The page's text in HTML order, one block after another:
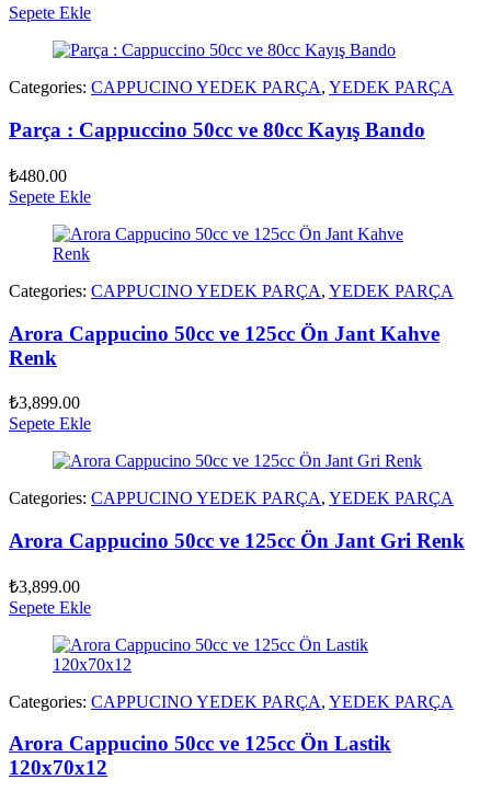
Sepete Ekle
Categories: CAPPUCINO YEDEK PARÇA, YEDEK PARÇA
Parça : Cappuccino 50cc ve 80cc Kayış Bando
₺480.00
Sepete Ekle
Categories: CAPPUCINO YEDEK PARÇA, YEDEK PARÇA
Arora Cappucino 50cc ve 125cc Ön Jant Kahve
Renk
₺3,899.00
Sepete Ekle
Categories: CAPPUCINO YEDEK PARÇA, YEDEK PARÇA
Arora Cappucino 50cc ve 125cc Ön Jant Gri Renk
₺3,899.00
Sepete Ekle
Categories: CAPPUCINO YEDEK PARÇA, YEDEK PARÇA
Arora Cappucino 50cc ve 125cc Ön Lastik
120x70x12